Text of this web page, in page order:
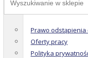
Prawo odstąpienia
Oferty pracy
Polityka